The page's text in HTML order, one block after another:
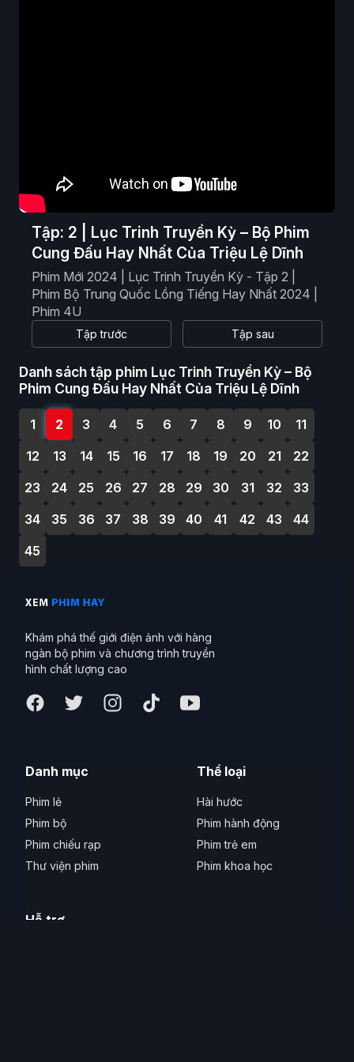
Tập: 2 | Lục Trinh Truyền Kỳ – Bộ Phim
Cung Đấu Hay Nhất Của Triệu Lệ Dĩnh
Phim Mới 2024 | Lục Trinh Truyền Kỳ - Tập 2 |
Phim Bộ Trung Quốc Lồng Tiếng Hay Nhất 2024 |
Phim 4U
Tập trước Tập sau
Danh sách tập phim Lục Trinh Truyền Kỳ – Bộ
Phim Cung Đấu Hay Nhất Của Triệu Lệ Dĩnh
1 2 3 4 5 6 7 8 9 10
11
12
13 14 15 16 17 18 19 20 21
22
23
24 25 26 27 28 29 30 31 32
33
34
35 36 37 38 39 40 41 42 43
44
45
Khám phá thế giới điện ảnh với hàng
ngàn bộ phim và chương trình truyền
hình chất lượng cao
Danh mục
Phim lẻ
Phim bộ
Phim chiếu rạp
Thư viện phim
Thể loại
Hài hước
Phim hành động
Phim trẻ em
Phim khoa học
Hỗ trợ